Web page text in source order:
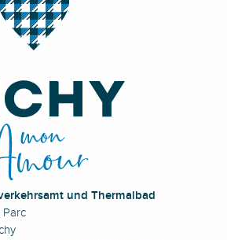
und Thermalbad
Parc